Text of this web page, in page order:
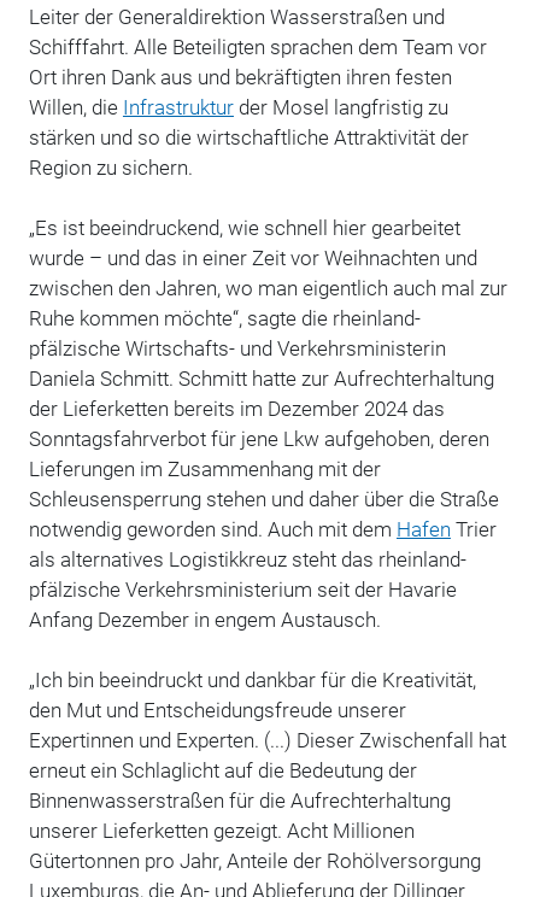
Leiter der Generaldirektion Wasserstraßen und
Schifffahrt. Alle Beteiligten sprachen dem Team vor
Ort ihren Dank aus und bekräftigten ihren festen
Willen, die Infrastrukturder Mosel langfristig zu
stärken und so die wirtschaftliche Attraktivität der
Region zu sichern.
„Es ist beeindruckend, wie schnell hier gearbeitet
wurde – und das in einer Zeit vor Weihnachten und
zwischen den Jahren, wo man eigentlich auch mal zur
Ruhe kommen möchte“, sagte die rheinland-
pfälzische Wirtschafts- und Verkehrsministerin
Daniela Schmitt. Schmitt hatte zur Aufrechterhaltung
der Lieferketten bereits im Dezember 2024 das
Sonntagsfahrverbot für jene Lkw aufgehoben, deren
Lieferungen im Zusammenhang mit der
Schleusensperrung stehen und daher über die Straße
notwendig geworden sind. Auch mit dem Hafen Trier
als alternatives Logistikkreuz steht das rheinland-
pfälzische Verkehrsministerium seit der Havarie
Anfang Dezember in engem Austausch.
„Ich bin beeindruckt und dankbar für die Kreativität,
den Mut und Entscheidungsfreude unserer
Expertinnen und Experten. (...) Dieser Zwischenfall hat
erneut ein Schlaglicht auf die Bedeutung der
Binnenwasserstraßen für die Aufrechterhaltung
unserer Lieferketten gezeigt. Acht Millionen
Gütertonnen pro Jahr, Anteile der Rohölversorgung
Luxemburgs, die An- und Ablieferung der Dillinger